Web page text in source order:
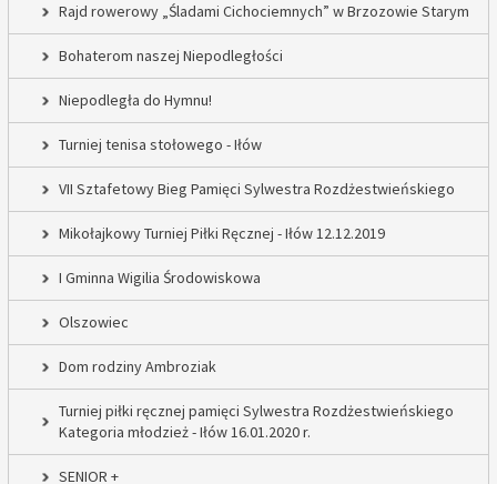
Rajd rowerowy „Śladami Cichociemnych” w Brzozowie Starym
Bohaterom naszej Niepodległości
Niepodległa do Hymnu!
Turniej tenisa stołowego - Iłów
VII Sztafetowy Bieg Pamięci Sylwestra Rozdżestwieńskiego
Mikołajkowy Turniej Piłki Ręcznej - Iłów 12.12.2019
I Gminna Wigilia Środowiskowa
Olszowiec
Dom rodziny Ambroziak
Turniej piłki ręcznej pamięci Sylwestra Rozdżestwieńskiego
Kategoria młodzież - Iłów 16.01.2020 r.
SENIOR +